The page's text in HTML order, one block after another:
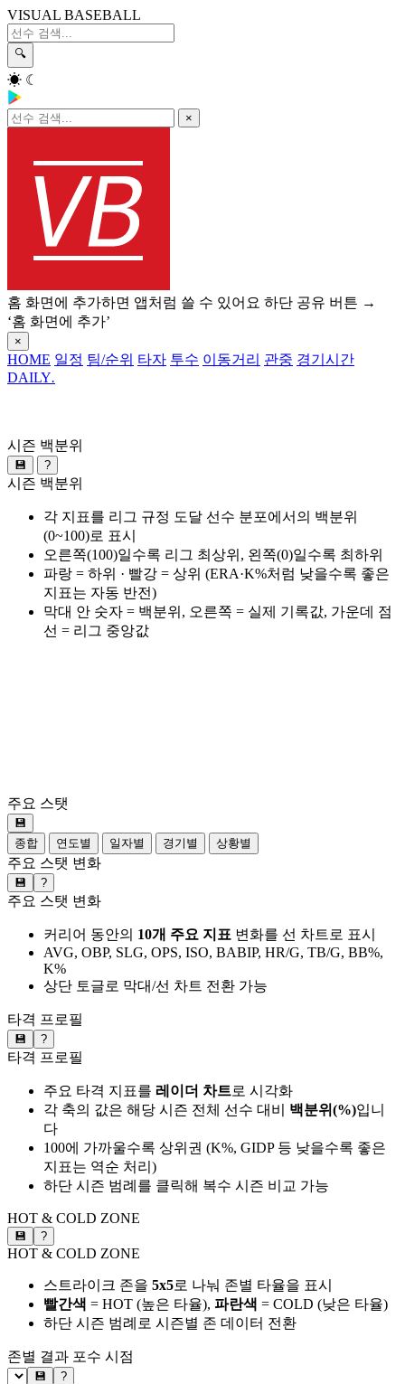
VISUAL BASEBALL
🔍
☀ ☾
×
홈 화면에 추가하면 앱처럼 쓸 수 있어요 하단 공유 버튼 →
‘홈 화면에 추가’
×
HOME 일정 팀/순위 타자 투수 이동거리 관중 경기시간
DAILY.
시즌 백분위
💾 ?
시즌 백분위
각 지표를 리그 규정 도달 선수 분포에서의 백분위
(0~100)로 표시
오른쪽(100)일수록 리그 최상위, 왼쪽(0)일수록 최하위
파랑 = 하위 · 빨강 = 상위 (ERA·K%처럼 낮을수록 좋은
지표는 자동 반전)
막대 안 숫자 = 백분위, 오른쪽 = 실제 기록값, 가운데 점
선 = 리그 중앙값
주요 스탯
💾
종합
연도별 일자별 경기별 상황별
주요 스탯 변화
💾 ?
주요 스탯 변화
커리어 동안의 10개 주요 지표 변화를 선 차트로 표시
AVG, OBP, SLG, OPS, ISO, BABIP, HR/G, TB/G, BB%,
K%
상단 토글로 막대/선 차트 전환 가능
타격 프로필
💾 ?
타격 프로필
주요 타격 지표를 레이더 차트로 시각화
각 축의 값은 해당 시즌 전체 선수 대비 백분위(%)입니
다
100에 가까울수록 상위권 (K%, GIDP 등 낮을수록 좋은
지표는 역순 처리)
하단 시즌 범례를 클릭해 복수 시즌 비교 가능
HOT & COLD ZONE
💾 ?
HOT & COLD ZONE
스트라이크 존을 5x5로 나눠 존별 타율을 표시
빨간색 = HOT (높은 타율), 파란색 = COLD (낮은 타율)
하단 시즌 범례로 시즌별 존 데이터 전환
존별 결과 포수 시점
💾 ?